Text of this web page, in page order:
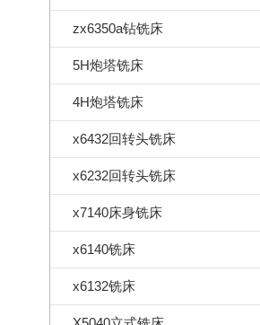
zx6350a钻铣床
5H炮塔铣床
4H炮塔铣床
x6432回转头铣床
x6232回转头铣床
x7140床身铣床
x6140铣床
x6132铣床